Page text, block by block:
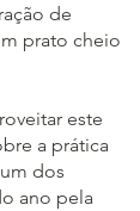
de
prato cheio
este
a prática
dos
ano pela